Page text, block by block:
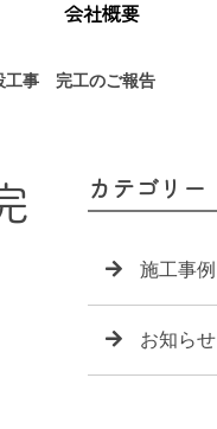
会社概要
事 完工のご報告
カテゴリー
施工事例
お知らせ